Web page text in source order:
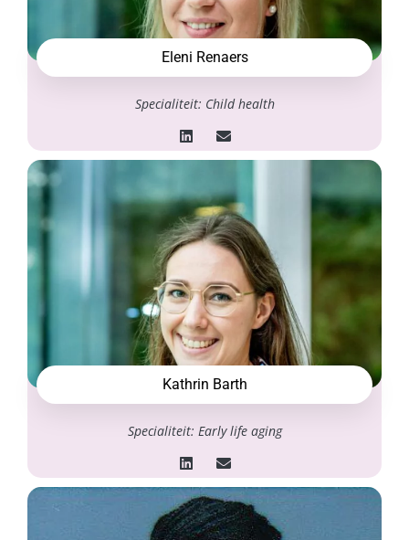
Eleni Renaers
Specialiteit: Child health
Kathrin Barth
Specialiteit: Early life aging